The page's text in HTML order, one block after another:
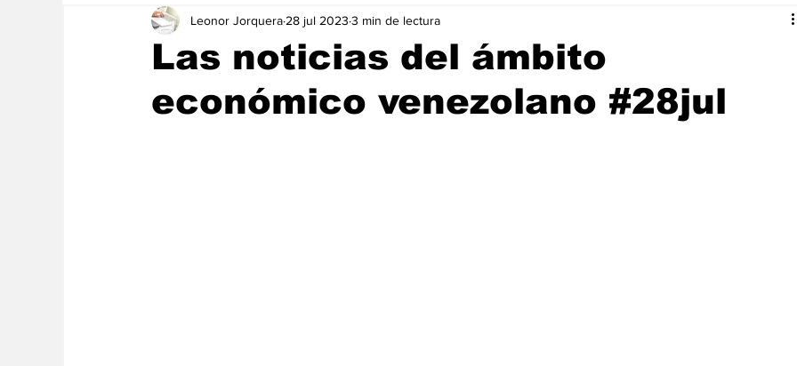
Las noticias del ámbito
económico venezolano #28jul
Leonor Jorquera 28 jul 2023 3 min de lectura